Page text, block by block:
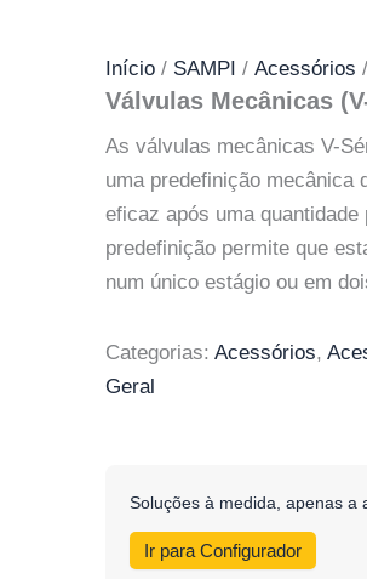
Início / SAMPI / Acessórios
Válvulas Mecânicas
As válvulas mecânicas V-
uma predefinição mecânica
eficaz após uma
predefinição permite que
num único estágio ou em
Categorias: Acessórios,
Geral
Soluções à medida, apenas a
Ir para Configurador